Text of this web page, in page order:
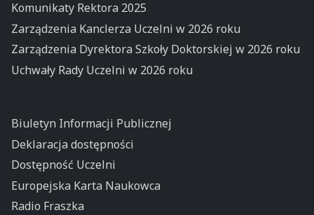
Komunikaty Rektora 2025
Zarządzenia Kanclerza Uczelni w 2026 roku
Zarządzenia Dyrektora Szkoły Doktorskiej w 2026 roku
Uchwały Rady Uczelni w 2026 roku
Biuletyn Informacji Publicznej
Deklaracja dostępności
Dostępność Uczelni
Europejska Karta Naukowca
Radio Fraszka